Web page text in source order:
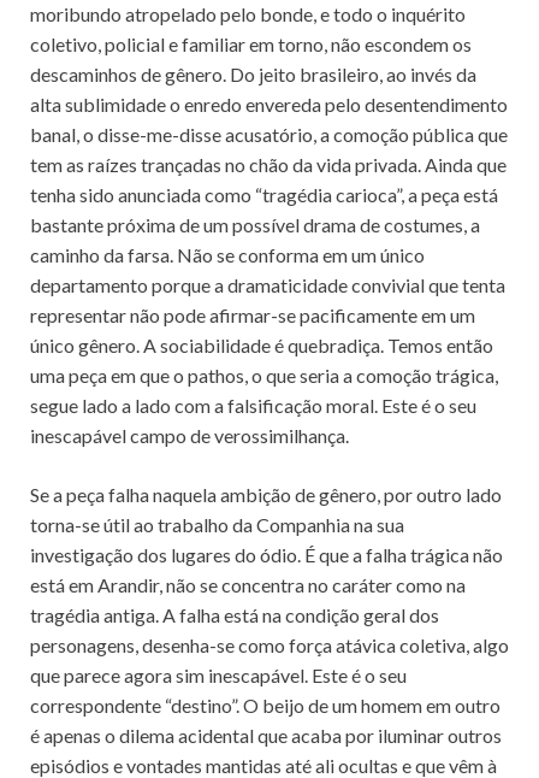
moribundo atropelado pelo bonde, e todo o inquérito
coletivo, policial e familiar em torno, não escondem os
descaminhos de gênero. Do jeito brasileiro, ao invés da
alta sublimidade o enredo envereda pelo desentendimento
banal, o disse-me-disse acusatório, a comoção pública que
tem as raízes trançadas no chão da vida privada. Ainda que
tenha sido anunciada como “tragédia carioca”, a peça está
bastante próxima de um possível drama de costumes, a
caminho da farsa. Não se conforma em um único
departamento porque a dramaticidade convivial que tenta
representar não pode afirmar-se pacificamente em um
único gênero. A sociabilidade é quebradiça. Temos então
uma peça em que o pathos, o que seria a comoção trágica,
segue lado a lado com a falsificação moral. Este é o seu
inescapável campo de verossimilhança.
Se a peça falha naquela ambição de gênero, por outro lado
torna-se útil ao trabalho da Companhia na sua
investigação dos lugares do ódio. É que a falha trágica não
está em Arandir, não se concentra no caráter como na
tragédia antiga. A falha está na condição geral dos
personagens, desenha-se como força atávica coletiva, algo
que parece agora sim inescapável. Este é o seu
correspondente “destino”. O beijo de um homem em outro
é apenas o dilema acidental que acaba por iluminar outros
episódios e vontades mantidas até ali ocultas e que vêm à